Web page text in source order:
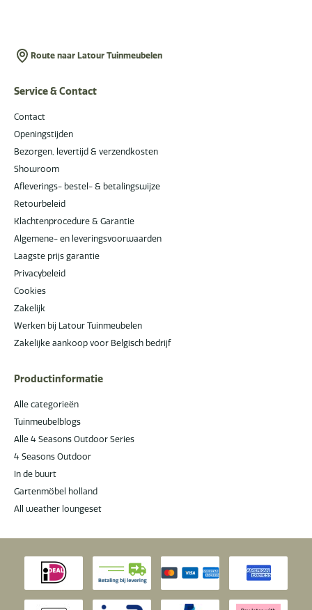
Route naar Latour Tuinmeubelen
Service & Contact
Contact
Openingstijden
Bezorgen, levertijd & verzendkosten
Showroom
Afleverings- bestel- & betalingswijze
Retourbeleid
Klachtenprocedure & Garantie
Algemene- en leveringsvoorwaarden
Laagste prijs garantie
Privacybeleid
Cookies
Zakelijk
Werken bij Latour Tuinmeubelen
Zakelijke aankoop voor Belgisch bedrijf
Productinformatie
Alle categorieën
Tuinmeubelblogs
Alle 4 Seasons Outdoor Series
4 Seasons Outdoor
In de buurt
Gartenmöbel holland
All weather loungeset